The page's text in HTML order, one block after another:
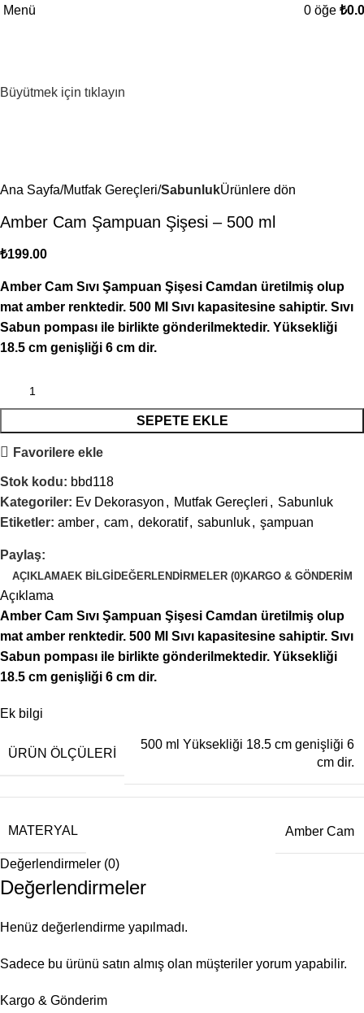
Menü 0 öğe ₺
Büyütmek için tıklayın
Ana Sayfa Mutfak Gereçleri SabunlukÜrünlere dön
Amber Cam Şampuan Şişesi – 500 ml
₺199.00
Amber Cam Sıvı Şampuan Şişesi Camdan üretilmiş olup
mat amber renktedir. 500 Ml Sıvı kapasitesine sahiptir. Sıvı
Sabun pompası ile birlikte gönderilmektedir. Yüksekliği
18.5 cm genişliği 6 cm dir.
SEPETE EKLE
Favorilere ekle
Stok kodu: bbd118
Kategoriler: Ev Dekorasyon , Mutfak Gereçleri , Sabunluk
Etiketler: amber, cam, dekoratif, sabunluk, şampuan
Paylaş:
AÇIKLAMAEK BILGI DEĞERLENDIRMELER (0)KARGO & GÖNDERIM
Açıklama
Amber Cam Sıvı Şampuan Şişesi Camdan üretilmiş olup
mat amber renktedir. 500 Ml Sıvı kapasitesine sahiptir. Sıvı
Sabun pompası ile birlikte gönderilmektedir. Yüksekliği
18.5 cm genişliği 6 cm dir.
Ek bilgi
ÜRÜN ÖLÇÜLERI
500 ml Yüksekliği 18.5 cm genişliği 6
cm dir.
MATERYAL Amber Cam
Değerlendirmeler (0)
Değerlendirmeler
Henüz değerlendirme yapılmadı.
Sadece bu ürünü satın almış olan müşteriler yorum yapabilir.
Kargo & Gönderim